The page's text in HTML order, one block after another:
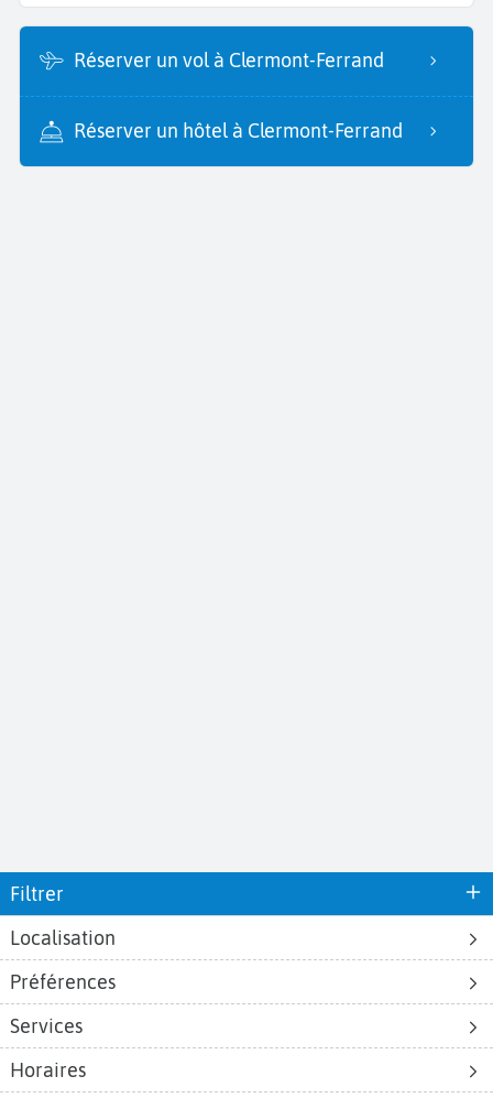
Filtrer
Localisation
Préférences
Services
Horaires
Réserver un vol à Clermont-Ferrand
Réserver un hôtel à Clermont-Ferrand
Aéroports
Aéroports Voyages est la première plateforme de recherche de services liés au
voyage en avion. Nous vous proposons toutes les destinations, les
d'avion, locations de voitures, hôtels... Laissez-vous inspirer et profitez d’une
expérience de voyage unique au meilleur prix !